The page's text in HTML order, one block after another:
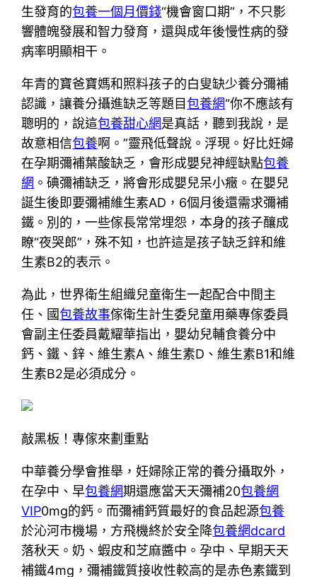
生發育的包養一個月價錢“機會窗口期”，不只影
響體魄發展和智力發育，還與成年後慢性病的發
病率明顯相干。
年青的寶爸寶媽和照料孩子的白叟缺少養分彌補
認識，讓養分攝進缺乏等題目包養網“你不應該有
聰明的，說這包養甜心網是真話，聽到我說，是
故意相信包養啊。”靈飛低聲說。浮現。好比妊婦
在孕期彌補葉酸缺乏，會形成嬰兒神經缺點包養
網 。碘彌補缺乏，將會形成嬰兒呆小癥。在嬰兒
誕生後即要彌補維生素AD，6個月後還需求彌補
鐵。別的，一些傢長常常埋怨，本身的孩子釀成
瞭“夜哭郎”，殊不知，也許這是孩子缺乏鋅和維
生素B2的表示。
為此，世界衛生組織兒童衛生一起配合中間主
任、國包養故事傢衛生計生委兒童用藥專傢委員
會副主任委員戴耀華指出，嬰幼兒輔食養分中
鈣、鐵、鋅、維生素A、維生素D、維生素B1和維
生素B2是必須成分。
敲黑板！專傢來劃重點
中華養分學會推舉，妊婦除正常的養分攝取外，
在孕中、早包養網期還應當天天彌補20包養網
VIP0mg的鈣。而彌補鈣質最好的食品起源包養
於沁河市機場，方飛機終於安全降包養網dcard
落秋天。奶、蝦皮和芝麻醬中。孕中、早期天天
補鐵4mg，彌補鐵質接收性較高的是赤色素鐵到